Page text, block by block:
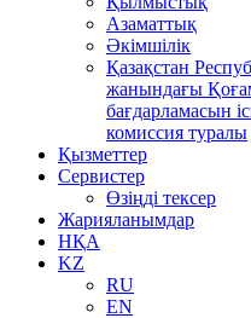
Азаматтық
Әкімшілік
Қазақстан
жанындағы
бағдарламасын
комиссия туралы
Қызметтер
Сервистер
Өзіңді тексер
Жарияланымдар
НҚА
KZ
RU
EN